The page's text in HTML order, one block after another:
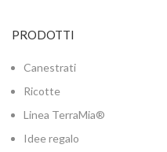
PRODOTTI
Canestrati
Ricotte
Linea TerraMia®
Idee regalo